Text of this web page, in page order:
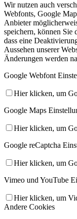
Wir nutzen auch
Webfonts, Google
Anbieter
speichern, können Sie
dass eine
Aussehen unserer
Änderungen werden
Google Webfont
Hier klicken, um
Google Maps
Hier klicken, um
Google reCaptcha
Hier klicken, um
Vimeo und YouTube
Hier klicken, um
Andere Cookies